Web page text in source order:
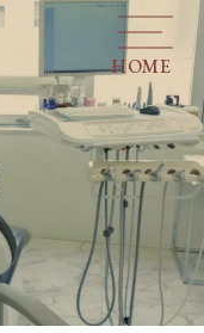
HOME